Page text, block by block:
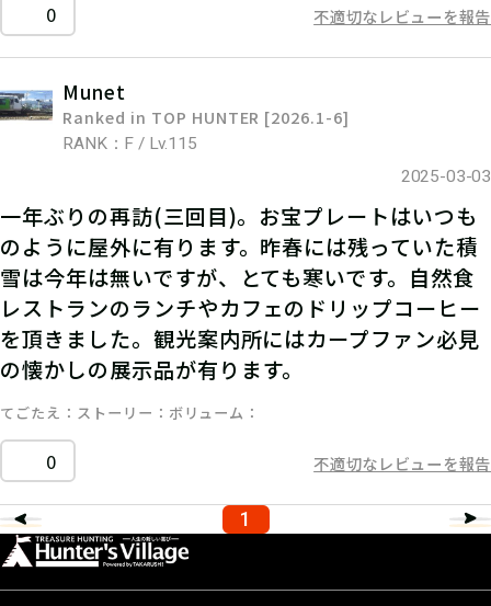
0 不適切なレビューを報告
Munet
Ranked in TOP HUNTER [2026.1-6]
RANK：F / Lv.115
2025-03-03
一年ぶりの再訪(三回目)。お宝プレートはいつも
のように屋外に有ります。昨春には残っていた積
雪は今年は無いですが、とても寒いです。自然食
レストランのランチやカフェのドリップコーヒー
を頂きました。観光案内所にはカープファン必見
の懐かしの展示品が有ります。
てごたえ ストーリー ボリューム
0 不適切なレビューを報告
1